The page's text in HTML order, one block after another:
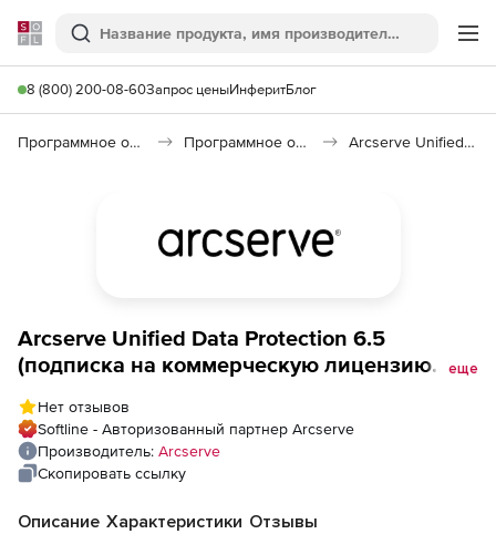
Softline
Поиск
8 (800) 200-08-60Запрос ценыИнферитБлог
Программное обеспечение для работы с файлами и дисками Программное обеспечение для резервного копирования Arcserve Unified Data Protection 7.0
Arcserve Unified Data Protection 6.5
(подписка на коммерческую лицензию
еще
Нет отзывов
Softline - Авторизованный партнер Arcserve
Производитель: Arcserve
Скопировать ссылку
Описание Характеристики Отзывы